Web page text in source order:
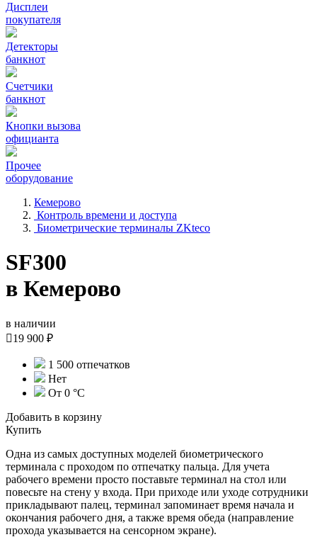
Дисплеи
покупателя
Детекторы
банкнот
Счетчики
банкнот
Кнопки вызова
официанта
Прочее
оборудование
Кемерово
Контроль времени и доступа
Биометрические терминалы ZKteco
SF300
в Кемерово
в наличии
19 900 ₽
1 500 отпечатков
Нет
От 0 °C
Добавить в корзину
Купить
Одна из самых доступных моделей биометрического
терминала с проходом по отпечатку пальца. Для учета
рабочего времени просто поставьте терминал на стол или
повесьте на стену у входа. При приходе или уходе сотрудники
прикладывают палец, терминал запоминает время начала и
окончания рабочего дня, а также время обеда (направление
прохода указывается на сенсорном экране).